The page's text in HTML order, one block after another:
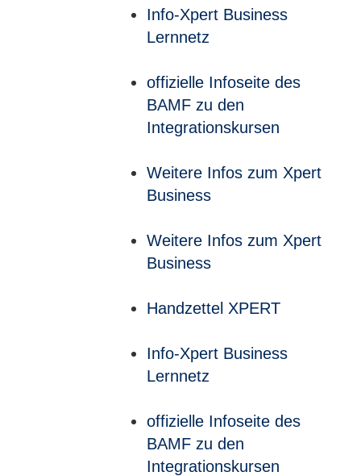
Info-Xpert Business
Lernnetz
offizielle Infoseite des
BAMF zu den
Integrationskursen
Weitere Infos zum Xpert
Business
Weitere Infos zum Xpert
Business
Handzettel XPERT
Info-Xpert Business
Lernnetz
offizielle Infoseite des
BAMF zu den
Integrationskursen